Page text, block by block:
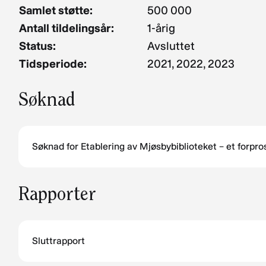
Samlet støtte:
500 000
Antall tildelingsår:
1-årig
Status:
Avsluttet
Tidsperiode:
2021, 2022, 2023
Søknad
Søknad for Etablering av Mjøsbybiblioteket – et
Rapporter
Sluttrapport